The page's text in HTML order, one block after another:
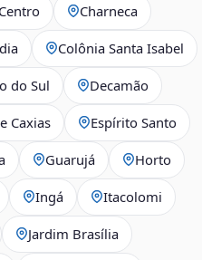
Centro Charneca
Colônia Santa Isabel
do Sul Decamão
Caxias Espírito Santo
Guarujá Horto
Ingá Itacolomi
Jardim Brasília